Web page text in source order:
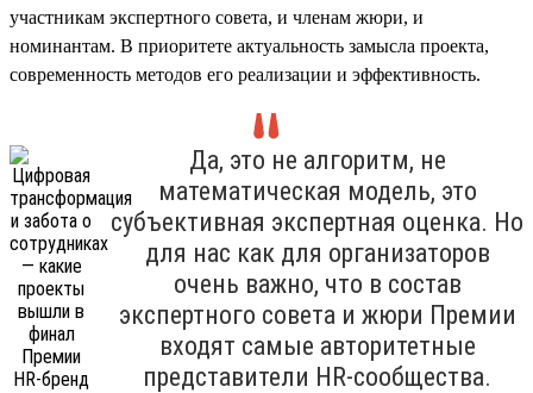
участникам экспертного совета, и членам жюри, и
номинантам. В приоритете актуальность замысла проекта,
современность методов его реализации и эффективность.
Да, это не алгоритм, не
математическая модель, это
субъективная экспертная оценка. Но
для нас как для организаторов
очень важно, что в состав
экспертного совета и жюри Премии
входят самые авторитетные
представители HR-сообщества.